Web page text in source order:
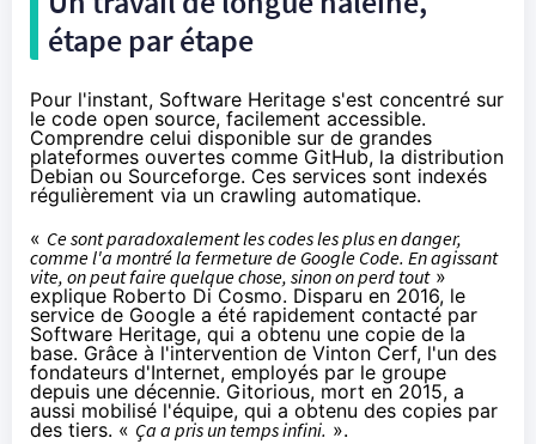
étape par étape
Pour l'instant, Software Heritage s'est concentré sur
le code open source, facilement accessible.
Comprendre celui disponible sur de grandes
plateformes ouvertes comme GitHub, la distribution
Debian ou Sourceforge. Ces services sont indexés
régulièrement via un crawling automatique.
« Ce sont paradoxalement les codes les plus en danger,
comme l'a montré la fermeture de Google Code. En agissant
vite, on peut faire quelque chose, sinon on perd tout»
explique Roberto Di Cosmo. Disparu en 2016, le
service de Google a été rapidement contacté par
Software Heritage, qui a obtenu une copie de la
base. Grâce à l'intervention de Vinton Cerf, l'un des
fondateurs d'Internet, employés par le groupe
depuis une décennie. Gitorious, mort en 2015, a
aussi mobilisé l'équipe, qui a obtenu des copies par
des tiers. « Ça a pris un temps infini. ».